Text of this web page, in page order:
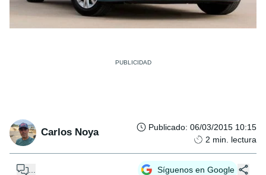
Carlos Noya Publicado: 06/03/2015 10:15
2 min. lectura
Síguenos en Google